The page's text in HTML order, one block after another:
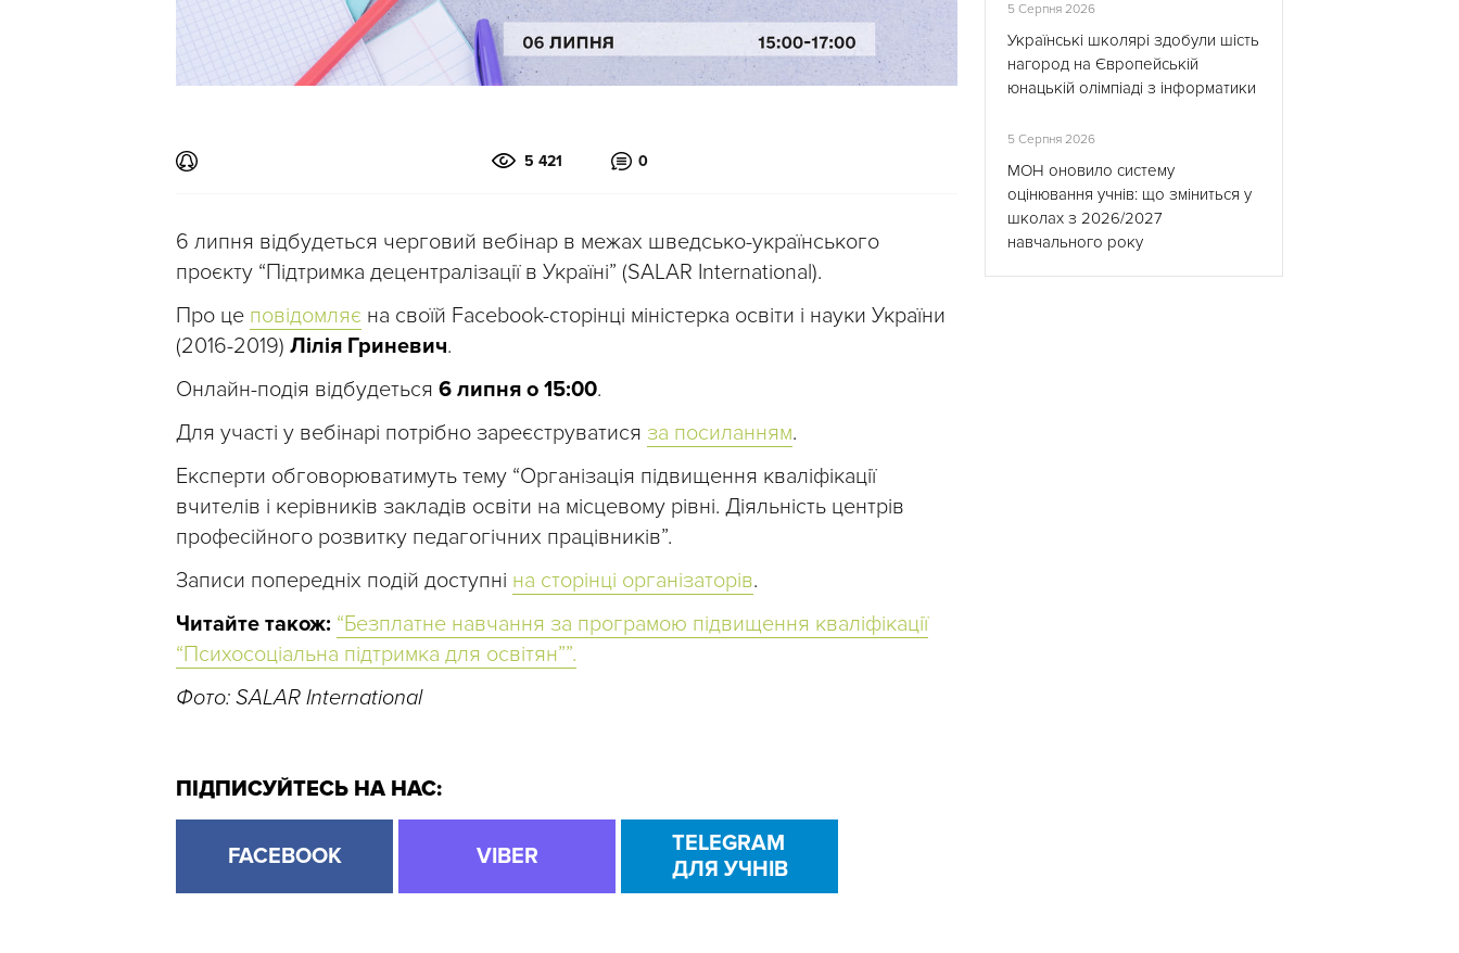
5 421 0
6 липня відбудеться черговий вебінар в межах шведсько-українського
проєкту “Підтримка децентралізації в Україні” (SALAR International).
Про це повідомляє на своїй Facebook-сторінці міністерка освіти і науки України
(2016-2019) Лілія Гриневич.
Онлайн-подія відбудеться 6 липня о 15:00.
Для участі у вебінарі потрібно зареєструватися за посиланням.
Експерти обговорюватимуть тему “Організація підвищення кваліфікації
вчителів і керівників закладів освіти на місцевому рівні. Діяльність центрів
професійного розвитку педагогічних працівників”.
Записи попередніх подій доступні на сторінці організаторів.
Читайте також: “Безплатне навчання за програмою підвищення кваліфікації
“Психосоціальна підтримка для освітян””.
Фото: SALAR International
ПІДПИСУЙТЕСЬ НА НАС:
FACEBOOK VIBER
TELEGRAM
ДЛЯ УЧНІВ
5 Серпня 2026
Українські школярі здобули шість
нагород на Європейській
юнацькій олімпіаді з інформатики
5 Серпня 2026
МОН оновило систему
оцінювання учнів: що зміниться у
школах з 2026/2027
навчального року